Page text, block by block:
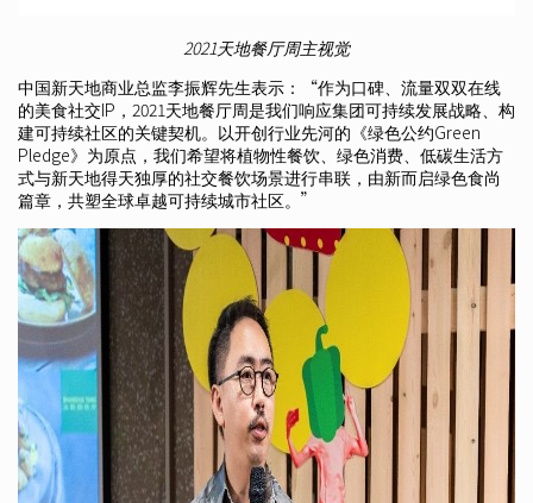
2021天地餐厅周主视觉
中国新天地商业总监李振辉先生表示：“作为口碑、流量双双在线
的美食社交IP，2021天地餐厅周是我们响应集团可持续发展战略、构
建可持续社区的关键契机。以开创行业先河的《绿色公约Green
Pledge》为原点，我们希望将植物性餐饮、绿色消费、低碳生活方
式与新天地得天独厚的社交餐饮场景进行串联，由新而启绿色食尚
篇章，共塑全球卓越可持续城市社区。”